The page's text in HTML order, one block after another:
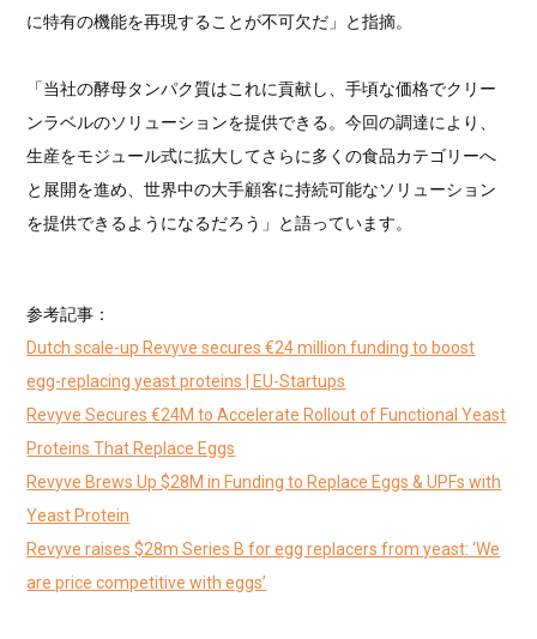
に特有の機能を再現することが不可欠だ」と指摘。
「当社の酵母タンパク質はこれに貢献し、手頃な価格でクリー
ンラベルのソリューションを提供できる。今回の調達により、
生産をモジュール式に拡大してさらに多くの食品カテゴリーへ
と展開を進め、世界中の大手顧客に持続可能なソリューション
を提供できるようになるだろう」と語っています。
参考記事：
Dutch scale-up Revyve secures €24 million funding to boost
egg-replacing yeast proteins | EU-Startups
Revyve Secures €24M to Accelerate Rollout of Functional Yeast
Proteins That Replace Eggs
Revyve Brews Up $28M in Funding to Replace Eggs & UPFs with
Yeast Protein
Revyve raises $28m Series B for egg replacers from yeast: ‘We
are price competitive with eggs’